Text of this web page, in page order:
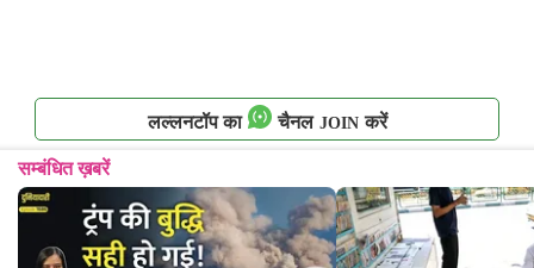
लल्लनटॉप का चैनल JOIN करें
सम्बंधित ख़बरें